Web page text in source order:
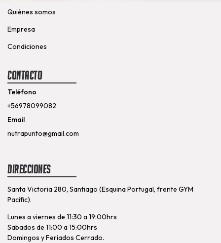
Quiénes somos
Empresa
Condiciones
Contacto
Teléfono
+56978099082
Email
nutrapunto@gmail.com
Direcciones
Santa Victoria 280, Santiago (Esquina Portugal, frente GYM
Pacific).
Lunes a viernes de 11:30 a 19:00hrs
Sabados de 11:00 a 15:00hrs
Domingos y Feriados Cerrado.